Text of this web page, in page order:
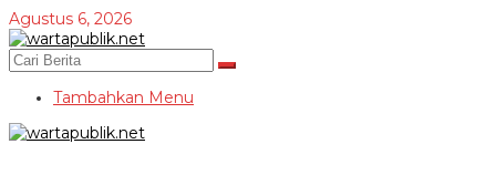
Lewati
ke
konten
Agustus 6, 2026
Tambahkan Menu